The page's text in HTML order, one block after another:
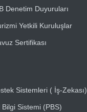
Denetim Duyuruları
Yetkili Kuruluşlar
Sertifikası
Sistemleri ( İş-Zekası)
Sistemi (PBS)